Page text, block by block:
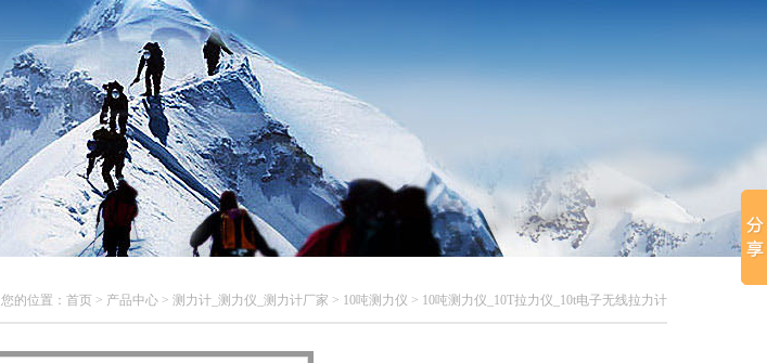
您的位置： 首页 > 产品中心 > 测力计_测力仪_测力计厂家 > 10吨测力仪 > 10吨测力仪_10T拉力仪_10t电子无线拉力计